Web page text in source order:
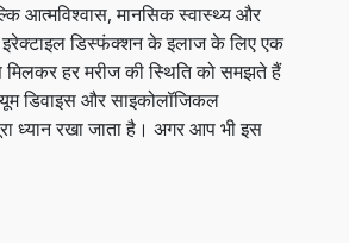
आत्मविश्वास, मानसिक स्वास्थ्य और
डिस्फंक्शन के इलाज के लिए एक
मिलकर हर मरीज की स्थिति को समझते हैं
डिवाइस और साइकोलॉजिकल
ध्यान रखा जाता है। अगर आप भी इस